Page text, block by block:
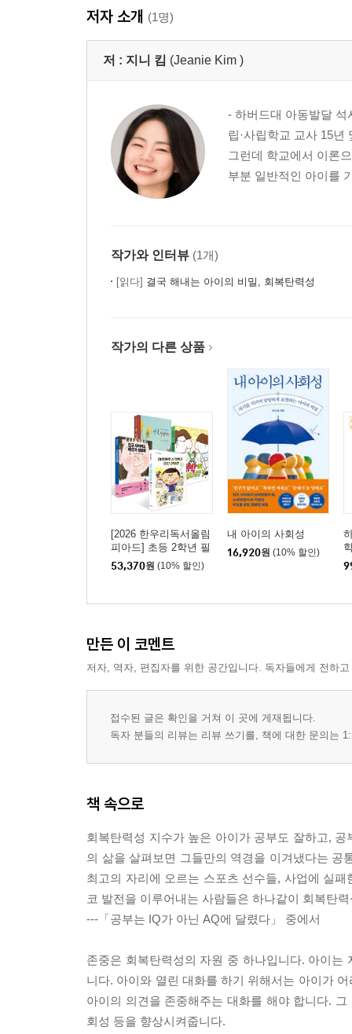
저자 소개 (1명)
저 : 지니 킴 (Jeanie Kim )
- 하버드대 아동발달
립·사립학교 교사 15
그런데 학교에서 이론
부분 일반적인 아이를
작가와 인터뷰 (1개)
[읽다] 결국 해내는 아이의 비밀, 회복탄력성
작가의 다른 상품
[2026 한우리독서올림
피아드] 초등 2학년 필
독서 세트
53,370원 (10% 할인)
내 아이의 사회성
16,920원 (10% 할인)
만든 이 코멘트
저자, 역자, 편집자를 위한 공간입니다. 독자들에게 전하
접수된 글은 확인을 거쳐 이 곳에 게재됩니다.
독자 분들의 리뷰는 리뷰 쓰기를, 책에 대한 문의는
책 속으로
회복탄력성 지수가 높은 아이가 공부도 잘하고,
의 삶을 살펴보면 그들만의 역경을 이겨냈다는
최고의 자리에 오르는 스포츠 선수들, 사업에 실
코 발전을 이루어내는 사람들은 하나같이 회복탄
---「공부는 IQ가 아닌 AQ에 달렸다」 중에서
존중은 회복탄력성의 자원 중 하나입니다. 아이
니다. 아이와 열린 대화를 하기 위해서는 아이가
아이의 의견을 존중해주는 대화를 해야 합니다.
회성 등을 향상시켜줍니다.